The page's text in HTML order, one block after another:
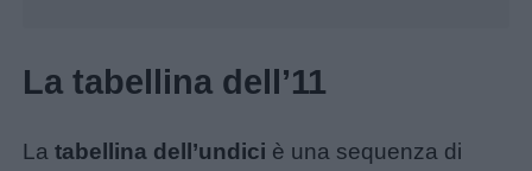
La tabellina dell’11
Latabellina dell’undici è una sequenza di